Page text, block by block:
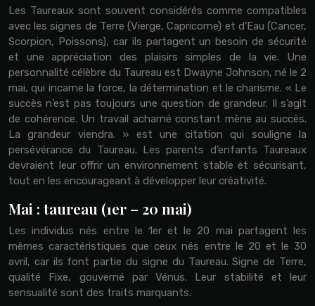
Les Taureaux sont souvent considérés comme compatibles
avec les signes de Terre (Vierge, Capricorne) et d’Eau (Cancer,
Scorpion, Poissons), car ils partagent un besoin de sécurité
et une appréciation des plaisirs simples de la vie. Une
personnalité célèbre du Taureau est Dwayne Johnson, né le 2
mai, qui incarne la force, la détermination et le charisme. « Le
succès n’est pas toujours une question de grandeur. Il s’agit
de cohérence. Un travail acharné constant mène au succès.
La grandeur viendra. » est une citation qui souligne la
persévérance du Taureau. Les parents d’enfants Taureaux
devraient leur offrir un environnement stable et sécurisant,
tout en les encourageant à développer leur créativité.
Mai : taureau (1er – 20 mai)
Les individus nés entre le 1er et le 20 mai partagent les
mêmes caractéristiques que ceux nés entre le 20 et le 30
avril, car ils font partie du signe du Taureau. Signe de Terre,
qualité Fixe, gouverné par Vénus. Leur stabilité et leur
sensualité sont des traits marquants.